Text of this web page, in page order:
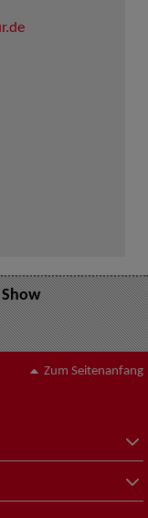
Show
Zum Seitenanfang